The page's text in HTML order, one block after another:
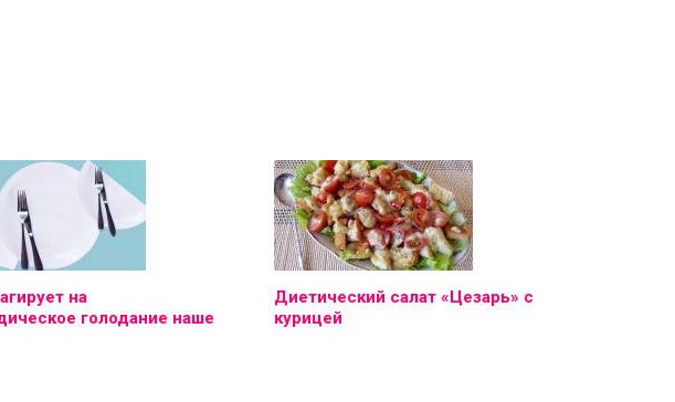
на
голодание наше
Диетический салат «Цезарь» с
курицей